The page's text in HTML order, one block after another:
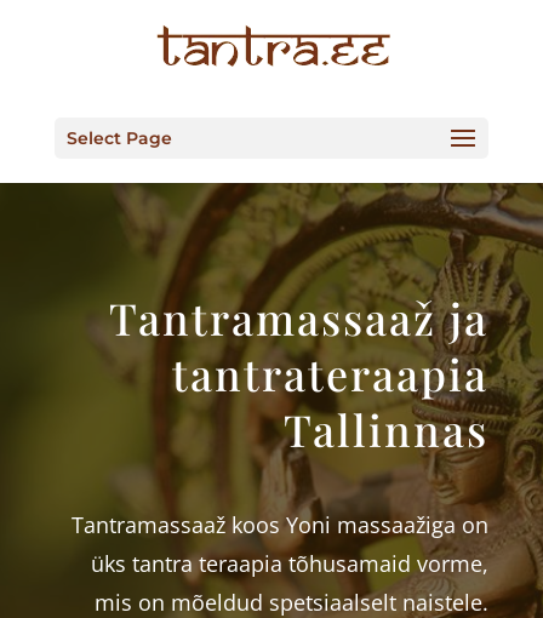
Select Page
Tantramassaaž ja
tantrateraapia
Tallinnas
Tantramassaaž koos Yoni massaažiga on
üks tantra teraapia tõhusamaid vorme,
mis on mõeldud spetsiaalselt naistele.